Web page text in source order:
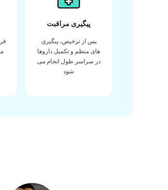
پیگیری مراقبت
پس از ترخیص، پیگیری
های منظم و تکمیل داروها
در سراسر طول انجام می
شود